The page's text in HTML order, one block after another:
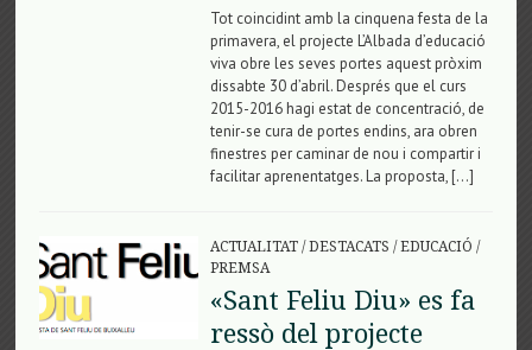
Tot coincidint amb la cinquena festa de la
primavera, el projecte L’Albada d’educació
viva obre les seves portes aquest pròxim
dissabte 30 d’abril. Després que el curs
2015-2016 hagi estat de concentració, de
tenir-se cura de portes endins, ara obren
finestres per caminar de nou i compartir i
facilitar aprenentatges. La proposta, […]
ACTUALITAT/DESTACATS /EDUCACIÓ /
PREMSA
«Sant Feliu Diu» es fa
ressò del projecte